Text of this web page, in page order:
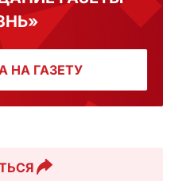
НА ГАЗЕТУ